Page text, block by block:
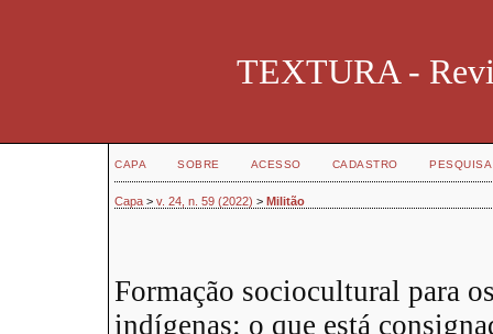
TEXTURA -
CAPA SOBRE ACESSO CADASTRO PESQUISA
Capa > v. 24, n. 59 (2022) > Militão
Formação sociocultural para
indígenas: o que está